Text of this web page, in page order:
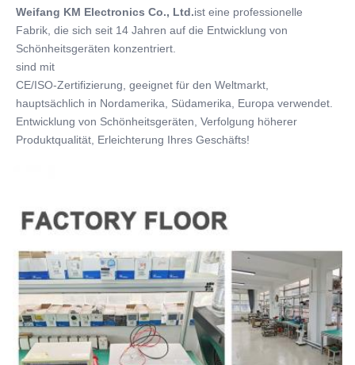
Weifang KM Electronics Co., Ltd.ist eine professionelle
Fabrik, die sich seit 14 Jahren auf die Entwicklung von
Schönheitsgeräten konzentriert.
sind mit
CE/ISO-Zertifizierung, geeignet für den Weltmarkt,
hauptsächlich in Nordamerika, Südamerika, Europa verwendet.
Entwicklung von Schönheitsgeräten, Verfolgung höherer
Produktqualität, Erleichterung Ihres Geschäfts!